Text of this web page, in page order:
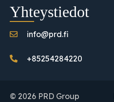
Yhteystiedot
info@prd.fi
+85254284220
© 2026 PRD Group